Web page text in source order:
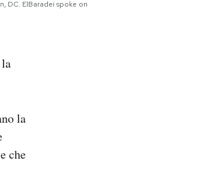
DC. ElBaradei spoke on
la
che